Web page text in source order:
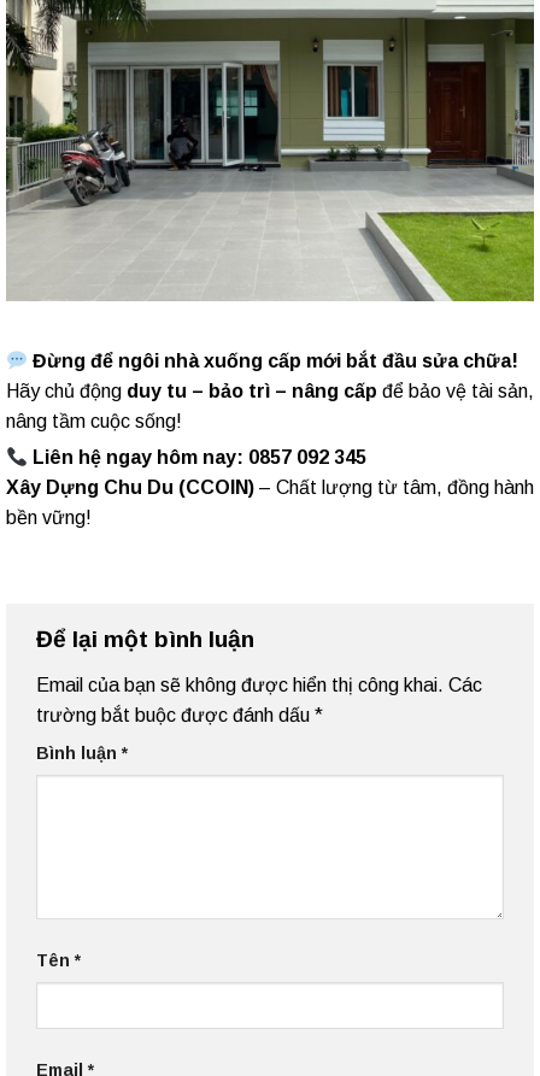
Đừng để ngôi nhà xuống cấp mới bắt đầu sửa chữa!
Hãy chủ động duy tu – bảo trì – nâng cấp để bảo vệ tài sản,
nâng tầm cuộc sống!
Liên hệ ngay hôm nay: 0857 092 345
Xây Dựng Chu Du (CCOIN) – Chất lượng từ tâm, đồng hành
bền vững!
Để lại một bình luận
Email của bạn sẽ không được hiển thị công khai. Các
trường bắt buộc được đánh dấu *
Bình luận*
Tên*
Email*